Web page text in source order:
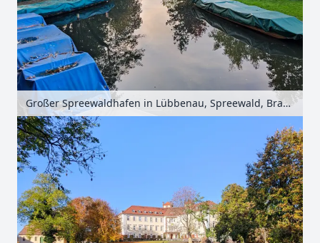
Großer Spreewaldhafen in Lübbenau, Spreewald, Brandenburg, Deutschland